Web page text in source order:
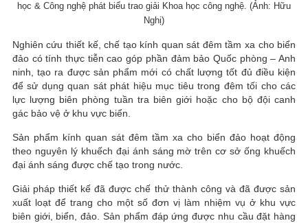
học & Công nghệ phát biểu trao giải Khoa học công nghệ. (Ảnh: Hữu
Nghị)
Nghiên cứu thiết kế, chế tạo kính quan sát đêm tầm xa cho biển
đảo có tính thực tiễn cao góp phần đảm bảo Quốc phòng – Anh
ninh, tạo ra được sản phẩm mới có chất lượng tốt đủ điều kiện
để sử dụng quan sát phát hiệu mục tiêu trong đêm tối cho các
lực lượng biên phòng tuần tra biên giới hoặc cho bộ đội canh
gác bảo vệ ở khu vực biển.
Sản phẩm kính quan sát đêm tầm xa cho biển đảo hoạt động
theo nguyên lý khuếch đại ánh sáng mờ trên cơ sở ống khuếch
đại ánh sáng được chế tạo trong nước.
Giải pháp thiết kế đã được chế thử thành công và đã được sản
xuất loạt để trang cho một số đơn vị làm nhiệm vụ ở khu vực
biên giới, biển, đảo. Sản phẩm đáp ứng được nhu cầu đặt hàng